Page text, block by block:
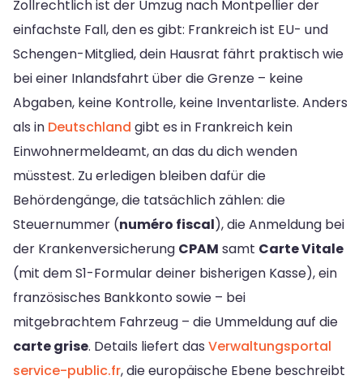
Zollrechtlich ist der Umzug nach Montpellier der
einfachste Fall, den es gibt: Frankreich ist EU- und
Schengen-Mitglied, dein Hausrat fährt praktisch wie
bei einer Inlandsfahrt über die Grenze – keine
Abgaben, keine Kontrolle, keine Inventarliste. Anders
als in Deutschland gibt es in Frankreich kein
Einwohnermeldeamt, an das du dich wenden
müsstest. Zu erledigen bleiben dafür die
Behördengänge, die tatsächlich zählen: die
Steuernummer (numéro fiscal), die Anmeldung bei
der Krankenversicherung CPAM samt Carte Vitale
(mit dem S1-Formular deiner bisherigen Kasse), ein
französisches Bankkonto sowie – bei
mitgebrachtem Fahrzeug – die Ummeldung auf die
carte grise. Details liefert das Verwaltungsportal
service-public.fr, die europäische Ebene beschreibt